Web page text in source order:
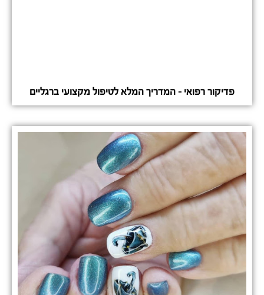
פדיקור רפואי – המדריך המלא לטיפול מקצועי ברגליים